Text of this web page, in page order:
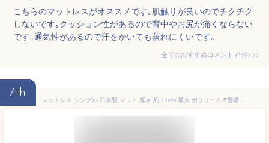
こちらのマットレスがオススメです｡肌触りが良いのでチクチク
しないです｡クッション性があるので背中やお尻が痛くならない
です｡通気性があるので汗をかいても蒸れにくいです｡
全てのおすすめコメント (1件) >
7th
マットレス シングル 日本製 マット 厚さ 約 11cm 最大 ボリューム 5層構造 増量 弾力 高反発 強化固綿 NANOプラチナ 抗菌 消臭 防ダニ 清潔 エアープレス 中芯 硬め 固め ベッド用マット ホテル仕様 畳 床 使用可 マットレス 収納 三つ折り 国産 マットレス